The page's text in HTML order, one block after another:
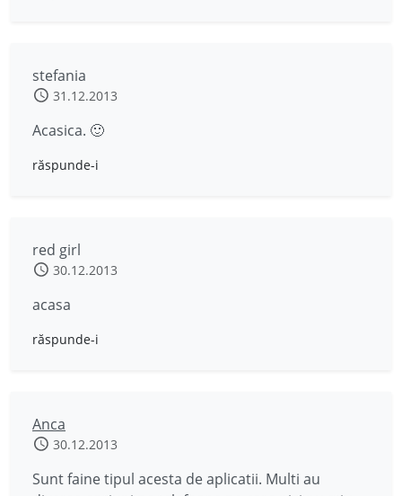
stefania
31.12.2013
Acasica. 🙂
răspunde-i
red girl
30.12.2013
acasa
răspunde-i
Anca
30.12.2013
Sunt faine tipul acesta de aplicatii. Multi au